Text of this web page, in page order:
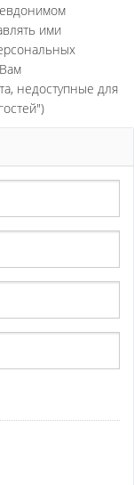
ими
недоступные для